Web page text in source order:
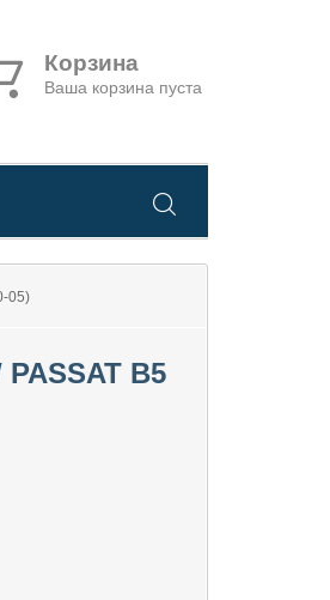
Корзина
Ваша корзина пуста
05)
B5